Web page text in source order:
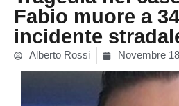
Fabio muore a
incidente
Alberto Rossi Novembre